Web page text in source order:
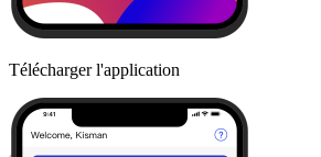
Télécharger l'application